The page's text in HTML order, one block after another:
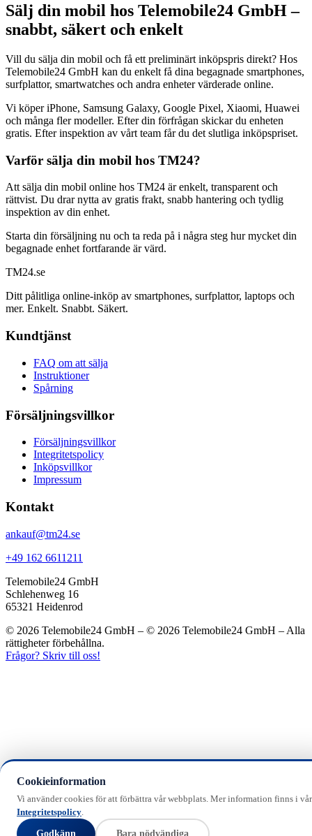
Sälj din mobil hos Telemobile24 GmbH –
snabbt, säkert och enkelt
Vill du sälja din mobil och få ett preliminärt inköpspris direkt? Hos
Telemobile24 GmbH kan du enkelt få dina begagnade smartphones,
surfplattor, smartwatches och andra enheter värderade online.
Vi köper iPhone, Samsung Galaxy, Google Pixel, Xiaomi, Huawei
och många fler modeller. Efter din förfrågan skickar du enheten
gratis. Efter inspektion av vårt team får du det slutliga inköpspriset.
Varför sälja din mobil hos TM24?
Att sälja din mobil online hos TM24 är enkelt, transparent och
rättvist. Du drar nytta av gratis frakt, snabb hantering och tydlig
inspektion av din enhet.
Starta din försäljning nu och ta reda på i några steg hur mycket din
begagnade enhet fortfarande är värd.
TM24.se
Ditt pålitliga online-inköp av smartphones, surfplattor, laptops och
mer. Enkelt. Snabbt. Säkert.
Kundtjänst
FAQ om att sälja
Instruktioner
Spårning
Försäljningsvillkor
Försäljningsvillkor
Integritetspolicy
Inköpsvillkor
Impressum
Kontakt
ankauf@tm24.se
+49 162 6611211
Telemobile24 GmbH
Schlehenweg 16
65321 Heidenrod
© 2026 Telemobile24 GmbH – © 2026 Telemobile24 GmbH – Alla
rättigheter förbehållna.
Frågor? Skriv till oss!
Cookieinformation
Vi använder cookies för att förbättra vår webbplats. Mer information finns i vår
Integritetspolicy.
Godkänn Bara nödvändiga